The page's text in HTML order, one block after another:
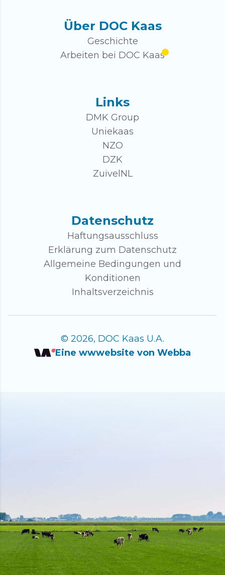
Über DOC Kaas
Geschichte
Arbeiten bei DOC Kaas
Links
DMK Group
Uniekaas
NZO
DZK
ZuivelNL
Datenschutz
Haftungsausschluss
Erklärung zum Datenschutz
Allgemeine Bedingungen und
Konditionen
Inhaltsverzeichnis
© 2026, DOC Kaas U.A.
Eine wwwebsite von Webba